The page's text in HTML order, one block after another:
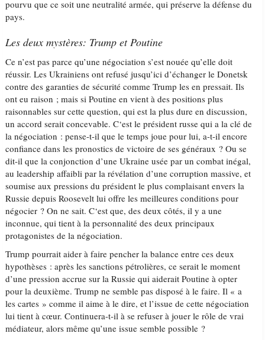
pourvu que ce soit une neutralité armée, qui préserve la défense du
pays.
Les deux mystères: Trump et Poutine
Ce n’est pas parce qu’une négociation s’est nouée qu’elle doit
réussir. Les Ukrainiens ont refusé jusqu’ici d’échanger le Donetsk
contre des garanties de sécurité comme Trump les en pressait. Ils
ont eu raison ; mais si Poutine en vient à des positions plus
raisonnables sur cette question, qui est la plus dure en discussion,
un accord serait concevable. C‘est le président russe qui a la clé de
la négociation : pense-t-il que le temps joue pour lui, a-t-il encore
confiance dans les pronostics de victoire de ses généraux ? Ou se
dit-il que la conjonction d’une Ukraine usée par un combat inégal,
au leadership affaibli par la révélation d’une corruption massive, et
soumise aux pressions du président le plus complaisant envers la
Russie depuis Roosevelt lui offre les meilleures conditions pour
négocier ? On ne sait. C‘est que, des deux côtés, il y a une
inconnue, qui tient à la personnalité des deux principaux
protagonistes de la négociation.
Trump pourrait aider à faire pencher la balance entre ces deux
hypothèses : après les sanctions pétrolières, ce serait le moment
d’une pression accrue sur la Russie qui aiderait Poutine à opter
pour la deuxième. Trump ne semble pas disposé à le faire. Il « a
les cartes » comme il aime à le dire, et l’issue de cette négociation
lui tient à cœur. Continuera-t-il à se refuser à jouer le rôle de vrai
médiateur, alors même qu’une issue semble possible ?